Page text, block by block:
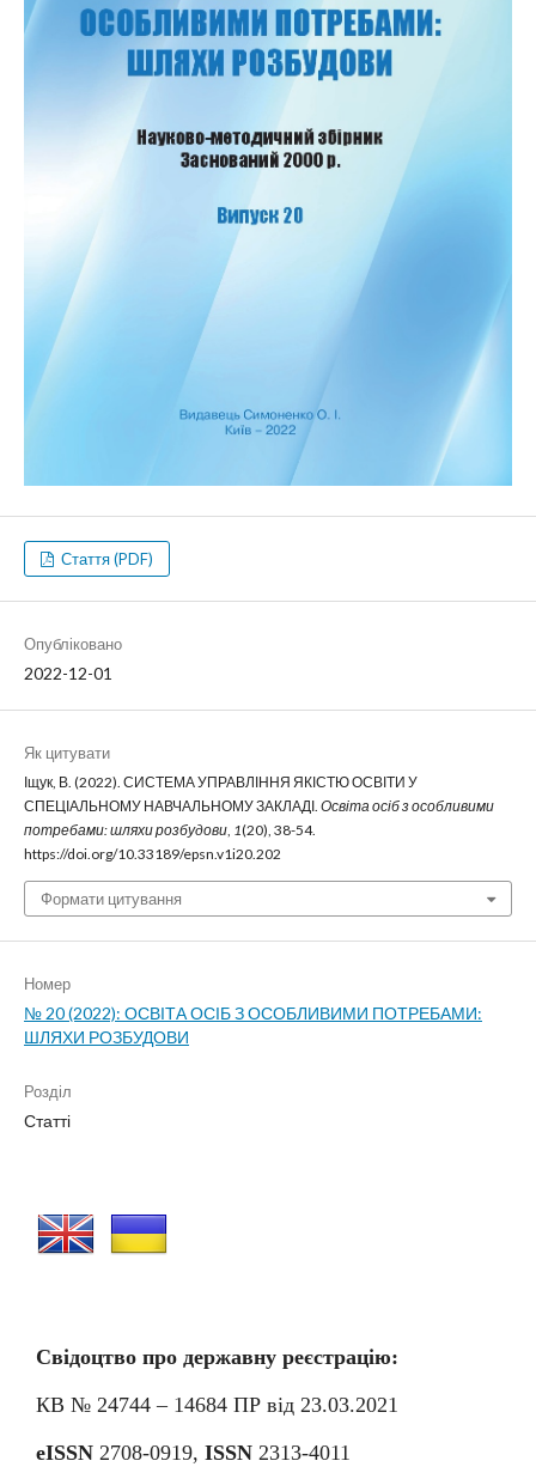
Стаття (PDF)
Опубліковано
2022-12-01
Як цитувати
Іщук, В. (2022). СИСТЕМА УПРАВЛІННЯ ЯКІСТЮ ОСВІТИ У
СПЕЦІАЛЬНОМУ НАВЧАЛЬНОМУ ЗАКЛАДІ. Освіта осіб з особливими
потребами: шляхи розбудови 1(20), 38-54.
https://doi.org/10.33189/epsn.v1i20.202
Формати цитування
Номер
№ 20 (2022): ОСВІТА ОСІБ З ОСОБЛИВИМИ ПОТРЕБАМИ:
ШЛЯХИ РОЗБУДОВИ
Розділ
Статті
Свідоцтво про державну реєстрацію:
КВ № 24744 – 14684 ПР від 23.03.2021
eISSN 2708-0919, ISSN 2313-4011